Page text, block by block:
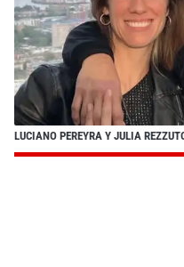
LUCIANO PEREYRA Y JULIA